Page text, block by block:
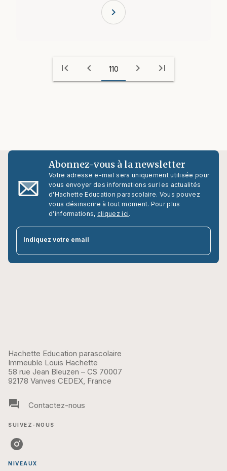
chevron_right
first_page chevron_left 110 chevron_right last_page
Abonnez-vous à la newsletter
Votre adresse e-mail sera uniquement utilisée pour
vous envoyer des informations sur les actualités
d'Hachette Education parascolaire. Vous pouvez
vous désinscrire à tout moment. Pour plus
d’informations, cliquez ici.
Indiquez votre email
Hachette Education parascolaire
Immeuble Louis Hachette
58 rue Jean Bleuzen – CS 70007
92178 Vanves CEDEX, France
question_answer Contactez-nous
SUIVEZ-NOUS
NIVEAUX